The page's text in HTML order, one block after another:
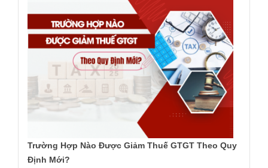
Trường Hợp Nào Được Giảm Thuế GTGT Theo Quy
Định Mới?